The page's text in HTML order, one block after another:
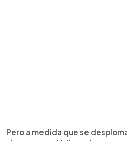
Pero a medida que se